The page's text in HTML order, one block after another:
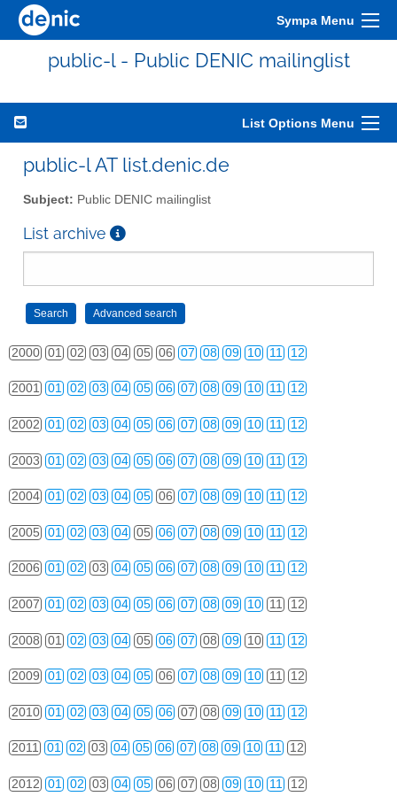
Sympa Menu
public-l - Public DENIC mailinglist
List Options Menu
public-l AT list.denic.de
Subject: Public DENIC mailinglist
List archive
2000 01 02 03 04 05 06 07 08 09 10 11 12
2001 01 02 03 04 05 06 07 08 09 10 11 12
2002 01 02 03 04 05 06 07 08 09 10 11 12
2003 01 02 03 04 05 06 07 08 09 10 11 12
2004 01 02 03 04 05 06 07 08 09 10 11 12
2005 01 02 03 04 05 06 07 08 09 10 11 12
2006 01 02 03 04 05 06 07 08 09 10 11 12
2007 01 02 03 04 05 06 07 08 09 10 11 12
2008 01 02 03 04 05 06 07 08 09 10 11 12
2009 01 02 03 04 05 06 07 08 09 10 11 12
2010 01 02 03 04 05 06 07 08 09 10 11 12
2011 01 02 03 04 05 06 07 08 09 10 11 12
2012 01 02 03 04 05 06 07 08 09 10 11 12